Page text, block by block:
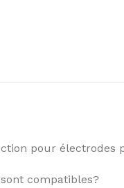
pour électrodes
compatibles?